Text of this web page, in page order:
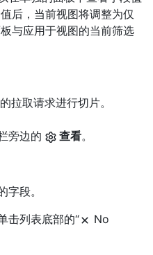
后，当前视图将调整为仅
与应用于视图的当前筛选
拉取请求进行切片。
旁边的 查看。
段。
击列表底部的“
No